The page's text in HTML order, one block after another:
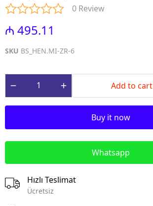
0 Review
₼ 495.11
SKU BS_HEN.MI-ZR-6
Add to cart
Buy it now
Whatsapp
Hızlı Teslimat
Ücretsiz